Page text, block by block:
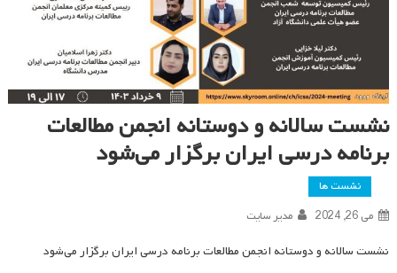
نشست سالانه و دوستانه انجمن مطالعات
برنامه درسی ایران برگزار می‌شود
نشست ها
می 26, 2024 مدیر سایت
نشست سالانه و دوستانه انجمن مطالعات برنامه درسی ایران برگزار می‌شود